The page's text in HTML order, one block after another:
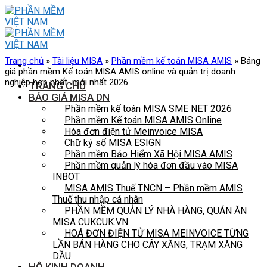
Skip
to
content
TRANG CHỦ
BÁO GIÁ MISA DN
Phần mềm kế toán MISA SME NET 2026
Phần mềm Kế toán MISA AMIS Online
Hóa đơn điện tử Meinvoice MISA
Chữ ký số MISA ESIGN
Phần mềm Bảo Hiểm Xã Hội MISA AMIS
Phần mềm quản lý hóa đơn đầu vào MISA
INBOT
MISA AMIS Thuế TNCN – Phần mềm AMIS
Thuế thu nhập cá nhân
PHẦN MỀM QUẢN LÝ NHÀ HÀNG, QUÁN ĂN
MISA CUKCUK.VN
HOÁ ĐƠN ĐIỆN TỬ MISA MEINVOICE TỪNG
LẦN BÁN HÀNG CHO CÂY XĂNG, TRẠM XĂNG
DẦU
Trang chủ » Tài liệu MISA » Phần mềm kế toán MISA AMIS » Bảng
giá phần mềm Kế toán MISA AMIS online và quản trị doanh
nghiệp hợp nhất mới nhất 2026